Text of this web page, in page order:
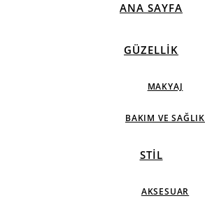
ANA SAYFA
GÜZELLIK
MAKYAJ
BAKIM VE SAĞLIK
STIL
AKSESUAR